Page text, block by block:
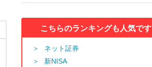
こちらのランキングも人気です
ネット証券
新NISA